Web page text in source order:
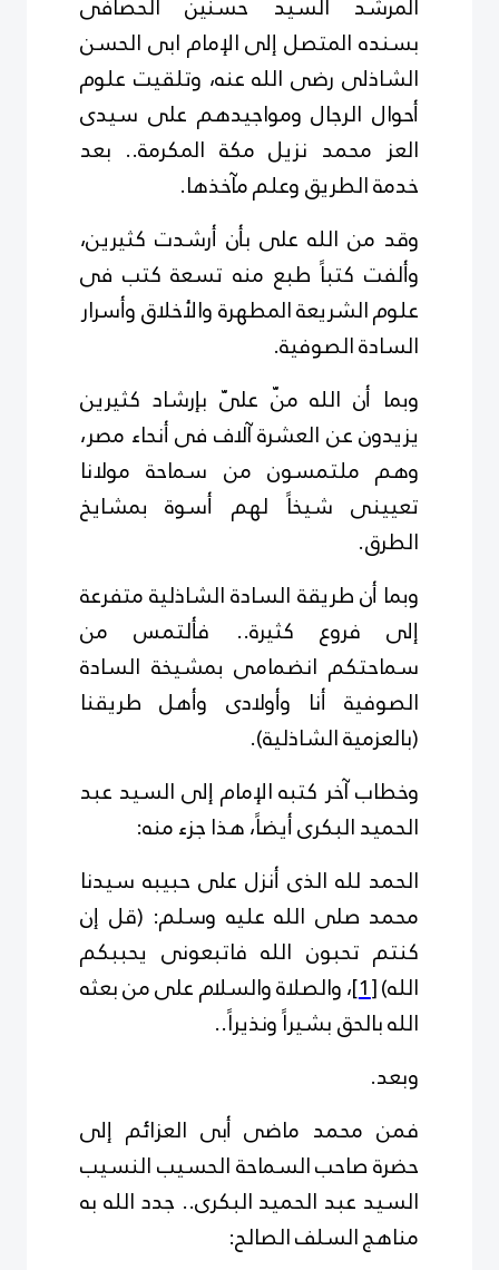
بسنده المتصل إلى الإمام ابى الحسن
الشاذلى رضى الله عنه، وتلقيت علوم
أحوال الرجال ومواجيدهم على سيدى
العز محمد نزيل مكة المكرمة.. بعد
خدمة الطريق وعلم مآخذها.
وقد من الله على بأن أرشدت كثيرين،
وألفت كتباً طبع منه تسعة كتب فى
علوم الشريعة المطهرة والأخلاق وأسرار
السادة الصوفية.
وبما أن الله منّ علىّ بإرشاد كثيرين
يزيدون عن العشرة آلاف فى أنحاء مصر،
وهم ملتمسون من سماحة مولانا
تعيينى شيخاً لهم أسوة بمشايخ
الطرق.
وبما أن طريقة السادة الشاذلية متفرعة
إلى فروع كثيرة.. فألتمس من
سماحتكم انضمامى بمشيخة السادة
الصوفية أنا وأولادى وأهل طريقنا
(بالعزمية الشاذلية).
وخطاب آخر كتبه الإمام إلى السيد عبد
الحميد البكرى أيضاً، هذا جزء منه:
الحمد لله الذى أنزل على حبيبه سيدنا
محمد صلى الله عليه وسلم: (قل إن
كنتم تحبون الله فاتبعونى يحببكم
الله)[1] ، والصلاة والسلام على من بعثه
الله بالحق بشيراً ونذيراً..
وبعد.
فمن محمد ماضى أبى العزائم إلى
حضرة صاحب السماحة الحسيب النسيب
السيد عبد الحميد البكرى.. جدد الله به
مناهج السلف الصالح: